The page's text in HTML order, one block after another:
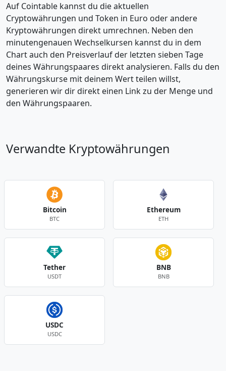
Auf Cointable kannst du die aktuellen
Cryptowährungen und Token in Euro oder andere
Kryptowährungen direkt umrechnen. Neben den
minutengenauen Wechselkursen kannst du in dem
Chart auch den Preisverlauf der letzten sieben Tage
deines Währungspaares direkt analysieren. Falls du den
Währungskurse mit deinem Wert teilen willst,
generieren wir dir direkt einen Link zu der Menge und
den Währungspaaren.
Verwandte Kryptowährungen
Bitcoin
BTC
Ethereum
ETH
Tether
USDT
BNB
BNB
USDC
USDC